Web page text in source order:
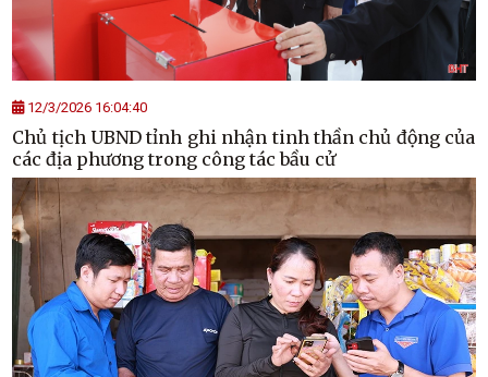
12/3/2026 16:04:40
Chủ tịch UBND tỉnh ghi nhận tinh thần chủ động của
các địa phương trong công tác bầu cử